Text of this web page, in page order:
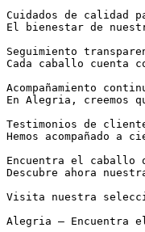
Cuidados de calidad
El bienestar de
Seguimiento
Cada caballo cuenta
Acompañamiento
En Alegria, creemos
Testimonios de
Hemos acompañado
Encuentra el caballo
Descubre ahora
Visita nuestra
Alegria – Encuentra